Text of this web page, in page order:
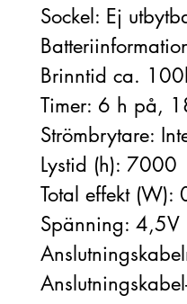
Sockel: Ej
Brinntid ca.
Timer: 6 h på,
Strömbrytare:
Lystid (h): 7000
Total effekt (W):
Spänning: 4,5V